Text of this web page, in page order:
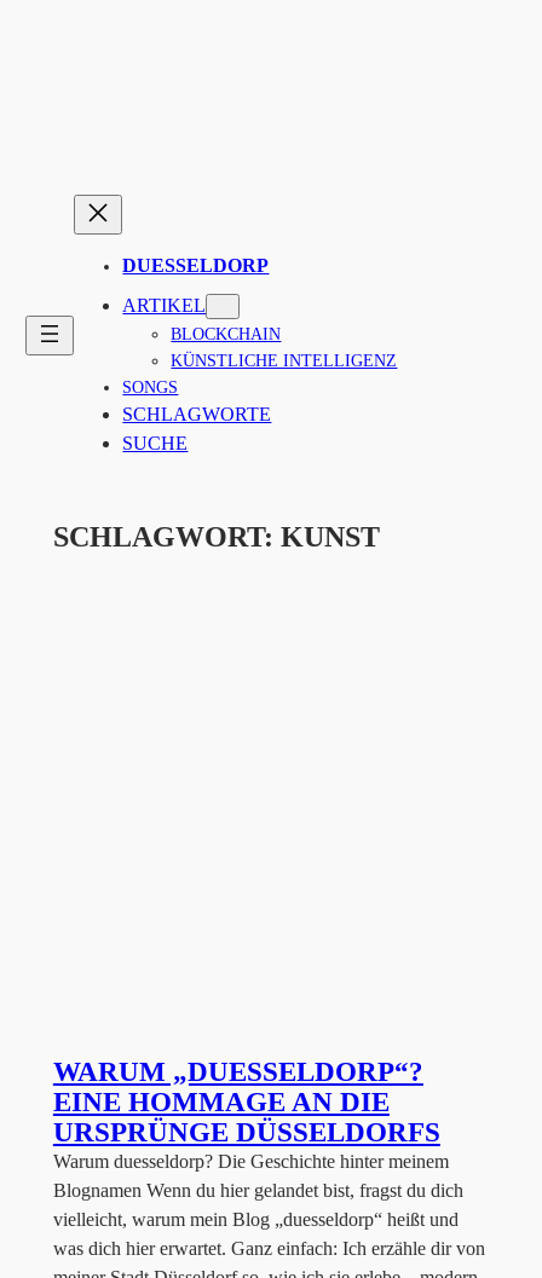
DUESSELDORP
ARTIKEL
BLOCKCHAIN
KÜNSTLICHE INTELLIGENZ
SONGS
SCHLAGWORTE
SUCHE
SCHLAGWORT: KUNST
WARUM „DUESSELDORP“?
EINE HOMMAGE AN DIE
URSPRÜNGE DÜSSELDORFS
Warum duesseldorp? Die Geschichte hinter meinem
Blognamen Wenn du hier gelandet bist, fragst du dich
vielleicht, warum mein Blog „duesseldorp“ heißt und
was dich hier erwartet. Ganz einfach: Ich erzähle dir von